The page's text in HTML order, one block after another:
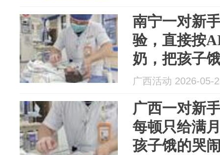
重一点也没
南宁一对新
验，直接按
奶，把孩子
广西活动 2026-05-
广西一对新
每顿只给满
孩子饿的哭